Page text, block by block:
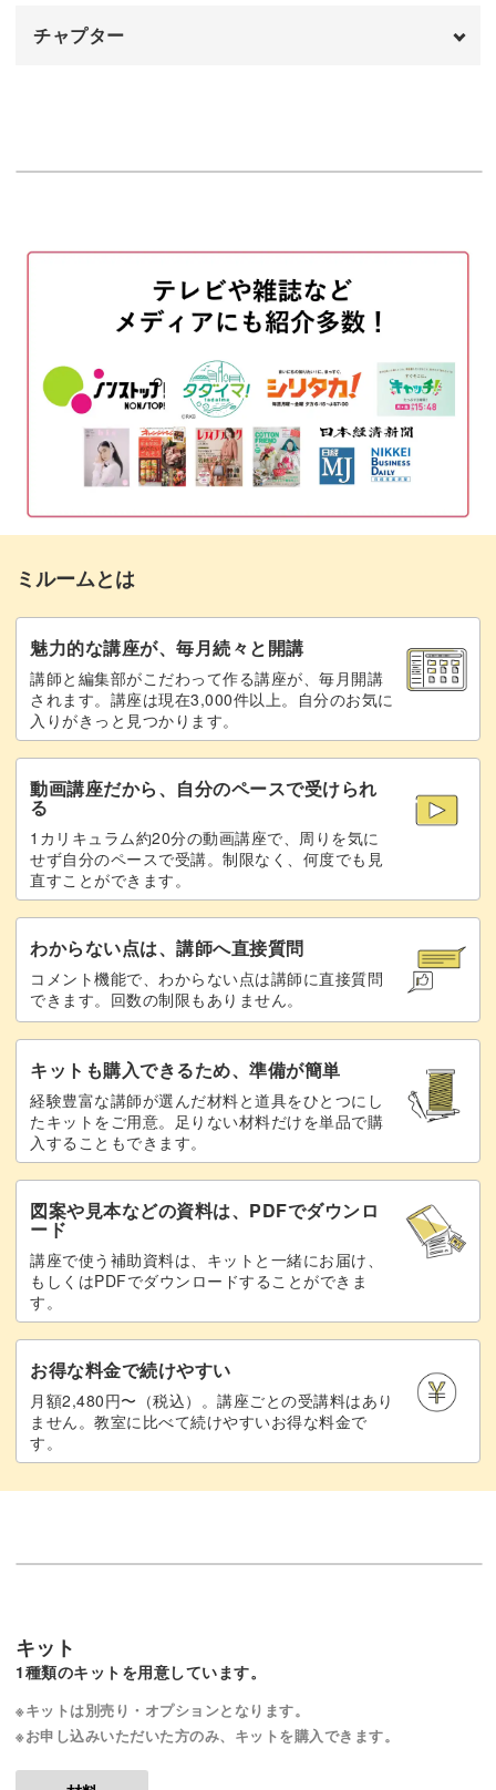
これから始める新しい趣味として、また、既に編み物が好
きな方にも、新たな技法としても水玉模様作りは楽しんで
いただけるはずです。
寒い季節もこれでぐっと楽しく、温かく過ごせること間違
皆さんと一緒に素敵なネックウォーマーを作るのを楽しみ
にしています。
それでは、冬を彩る特別な編み物の時間を一緒に過ごしま
しょう！
チャプター
編み始める前のポイント
輪に編むときのポイント 04:00
表目を2目編む 04:24
【2段目】輪の最後まで表2目編む、裏2目編
むを繰り返す
【7〜8段目】表目で編む
【9段目】水玉の色に変えて編む 09:44
【9段目】表目3目編む、引き上げ目を編む
を繰り返す
09:55
12:17
【12段目】ベースの色に変えて編む
【12段目】表目2目編み、白い糸が3本重な
っている茶色の目を一度に表目に編む
14:27
【12段目】表目3目編み、白い糸が3本重な
っている茶色の目を一度に表目に編むを繰り返
【13段目】表目で1周編む 16:43
【14段目】水玉の色に変えて編む
【14段目】掛け目をして、編まずに1目右に
移す
19:23
【14段目】表目3目編む、引き上げ目を編む
を繰り返す
【14段目】最後の3目を表目に編む
【15〜16段目】14段目と同様に編む 21:38
【17段目】糸をベースの色に変え、引き上
げ目を編みながら1周編む
21:49
【39〜42段目】表目2目編む、裏目2目編む
（ゴム編み）を編む
【43段目】伏せ止めをする
ミルームとは
魅力的な講座が、毎月続々と開講
講師と編集部がこだわって作る講座が、毎月開講
されます。講座は現在3,000件以上。自分のお気に
入りがきっと見つかります。
動画講座だから、自分のペースで受けられ
る
1カリキュラム約20分の動画講座で、周りを気に
せず自分のペースで受講。制限なく、何度でも見
直すことができます。
わからない点は、講師へ直接質問
コメント機能で、わからない点は講師に直接質問
できます。回数の制限もありません。
キットも購入できるため、準備が簡単
経験豊富な講師が選んだ材料と道具をひとつにし
たキットをご用意。足りない材料だけを単品で購
入することもできます。
図案や見本などの資料は、PDFでダウンロ
ード
講座で使う補助資料は、キットと一緒にお届け、
もしくはPDFでダウンロードすることができま
す。
お得な料金で続けやすい
月額2,480円〜（税込）。講座ごとの受講料はあり
ません。教室に比べて続けやすいお得な料金で
す。
キット
1種類のキットを用意しています。
※キットは別売り・オプションとなります。
※お申し込みいただいた方のみ、キットを購入できます。